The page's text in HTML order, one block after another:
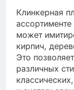
Клинкерная
может
кирпич,
Это
различных